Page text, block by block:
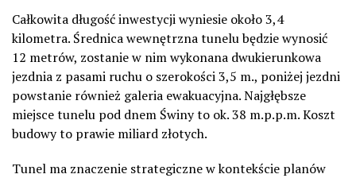
Całkowita długość inwestycji wyniesie około 3,4
kilometra. Średnica wewnętrzna tunelu będzie wynosić
12 metrów, zostanie w nim wykonana dwukierunkowa
jezdnia z pasami ruchu o szerokości 3,5 m., poniżej jezdni
powstanie również galeria ewakuacyjna. Najgłębsze
miejsce tunelu pod dnem Świny to ok. 38 m.p.p.m. Koszt
budowy to prawie miliard złotych.
Tunel ma znaczenie strategiczne w kontekście planów